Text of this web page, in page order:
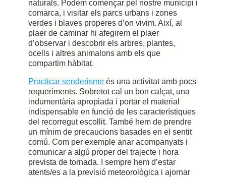
naturals. Podem començar pel nostre municipi i
comarca, i visitar els parcs urbans i zones
verdes i blaves properes d’on vivim. Així, al
plaer de caminar hi afegirem el plaer
d’observar i descobrir els arbres, plantes,
ocells i altres animalons amb els que
compartim hàbitat.
Practicar senderisme és una activitat amb pocs
requeriments. Sobretot cal un bon calçat, una
indumentària apropiada i portar el material
indispensable en funció de les característiques
del recorregut escollit. També hem de prendre
un mínim de precaucions basades en el sentit
comú. Com per exemple anar acompanyats i
comunicar a algú proper del trajecte i hora
prevista de tornada. I sempre hem d’estar
atents/es a la previsió meteorològica i ajornar